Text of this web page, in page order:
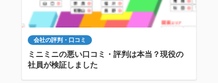
会社の評判・口コミ
ミニミニの悪い口コミ・評判は本当？現役の
社員が検証しました